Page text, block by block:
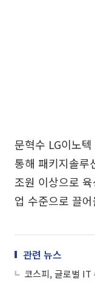
문혁수 LG이노
통해 패키지솔루
조원 이상으로
업 수준으로 끌
관련 뉴스